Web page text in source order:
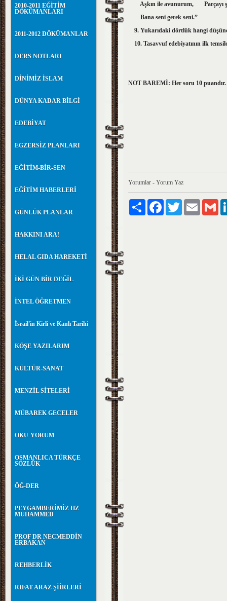
2010-2011 EĞİTİM
DÖKÜMANLARI
2011-2012 DÖKÜMANLAR
DERS NOTLARI
DİNİMİZ İSLAM
DÜNYA KADAR BİLGİ
EDEBİYAT
EGZERSİZ PLANLARI
EĞİTİM-BİR-SEN
EĞİTİM HABERLERİ
GÜNLÜK PLANLAR
HAKKINI ARA!
HELAL GIDA HAREKETİ
İKİ GÜN BİR DEĞİL
İNTEL ÖĞRETMEN
İsrail'in Kirli ve Kanlı Tarihi
KÖŞE YAZILARIM
KÜLTÜR-SANAT
MENZİL SİTELERİ
MÜBAREK GECELER
OKU-YORUM
OSMANLICA TÜRKÇE
SÖZLÜK
ÖĞ-DER
PEYGAMBERİMİZ HZ
MUHAMMED
PROF DR NECMEDDİN
ERBAKAN
REHBERLİK
RIFAT ARAZ ŞİİRLERİ
Aşkın ile avunurum, Parçayı
Bana seni gerek seni.”
9. Yukarıdaki dörtlük hangi
10. Tasavvuf edebiyatının ilk
NOT BAREMİ: Her soru 10
Yorumlar - Yorum Yaz
Paylaş FacebookTwitter Email